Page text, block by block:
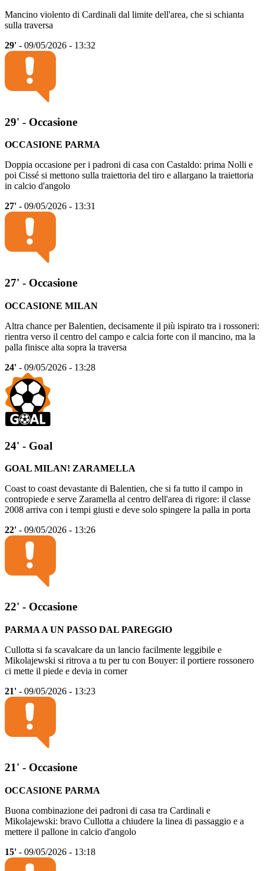
Mancino violento di Cardinali dal limite dell'area, che si schianta
sulla traversa
29' - 09/05/2026 - 13:32
29' - Occasione
OCCASIONE PARMA
Doppia occasione per i padroni di casa con Castaldo: prima Nolli e
poi Cissé si mettono sulla traiettoria del tiro e allargano la traiettoria
in calcio d'angolo
27' - 09/05/2026 - 13:31
27' - Occasione
OCCASIONE MILAN
Altra chance per Balentien, decisamente il più ispirato tra i rossoneri:
rientra verso il centro del campo e calcia forte con il mancino, ma la
palla finisce alta sopra la traversa
24' - 09/05/2026 - 13:28
24' - Goal
GOAL MILAN! ZARAMELLA
Coast to coast devastante di Balentien, che si fa tutto il campo in
contropiede e serve Zaramella al centro dell'area di rigore: il classe
2008 arriva con i tempi giusti e deve solo spingere la palla in porta
22' - 09/05/2026 - 13:26
22' - Occasione
PARMA A UN PASSO DAL PAREGGIO
Cullotta si fa scavalcare da un lancio facilmente leggibile e
Mikolajewski si ritrova a tu per tu con Bouyer: il portiere rossonero
ci mette il piede e devia in corner
21' - 09/05/2026 - 13:23
21' - Occasione
OCCASIONE PARMA
Buona combinazione dei padroni di casa tra Cardinali e
Mikolajewski: bravo Cullotta a chiudere la linea di passaggio e a
mettere il pallone in calcio d'angolo
15' - 09/05/2026 - 13:18